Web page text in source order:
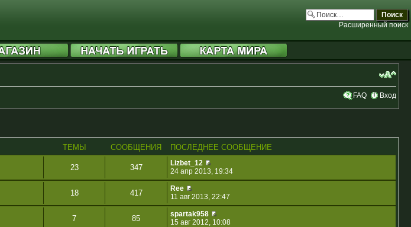
Расширенный поиск
FAQ Вход
ТЕМЫ СООБЩЕНИЯ ПОСЛЕДНЕЕ СООБЩЕНИЕ
23 347
Lizbet_12
24 апр 2013, 19:34
18 417
Ree
11 авг 2013, 22:47
7 85
spartak958
15 авг 2012, 10:08